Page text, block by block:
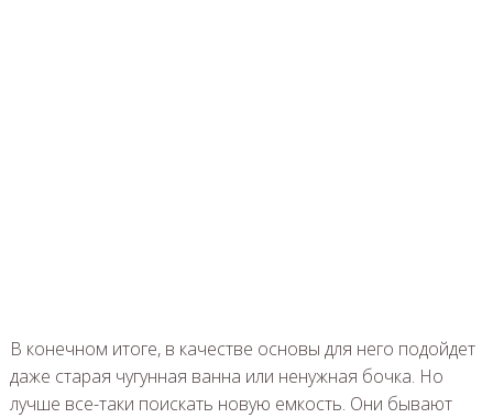
В конечном итоге, в качестве основы для него подойдет
даже старая чугунная ванна или ненужная бочка. Но
лучше все-таки поискать новую емкость. Они бывают